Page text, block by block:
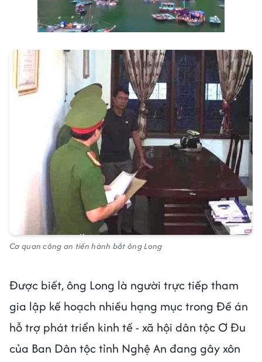
Next video in 1 Cancel
Cơ quan công an tiến hành bắt ông Long
Được biết, ông Long là người trực tiếp tham
gia lập kế hoạch nhiều hạng mục trong Đề án
hỗ trợ phát triển kinh tế - xã hội dân tộc Ơ Đu
của Ban Dân tộc tỉnh Nghệ An đang gây xôn